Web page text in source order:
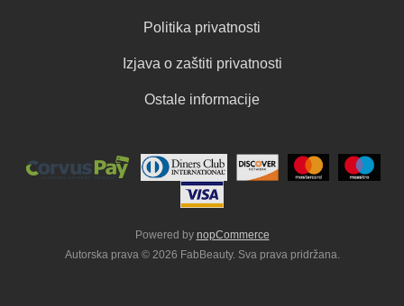
Politika privatnosti
Izjava o zaštiti privatnosti
Ostale informacije
Powered by nopCommerce
Autorska prava © 2026 FabBeauty. Sva prava pridržana.